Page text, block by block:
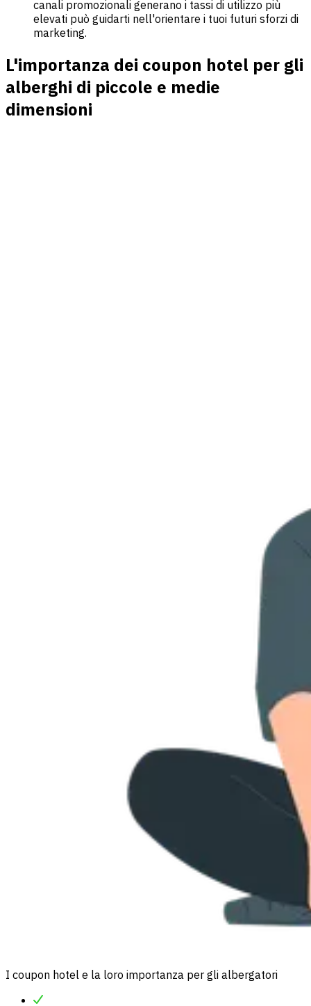
canali promozionali generano i tassi di utilizzo più
elevati può guidarti nell'orientare i tuoi futuri sforzi di
marketing.
L'importanza dei coupon hotel per gli
alberghi di piccole e medie
dimensioni
I coupon hotel e la loro importanza per gli albergatori